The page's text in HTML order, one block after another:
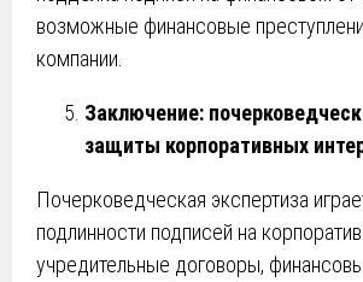
возможные финансовые
компании.
Заключение:
защиты корпоративных
Почерковедческая экспертиза
подлинности подписей на
учредительные договоры,